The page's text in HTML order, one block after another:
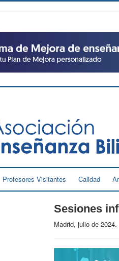
Profesores Visitantes Calidad
Sesiones
Madrid, julio de 2024.